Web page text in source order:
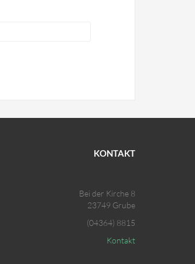
KONTAKT
Bei der Kirche 8
23749 Grube
(04364) 8815
Kontakt